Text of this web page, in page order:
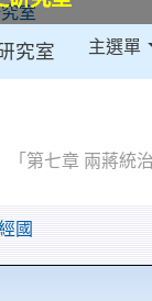
究室 主選單
「第七章 兩蔣統
國